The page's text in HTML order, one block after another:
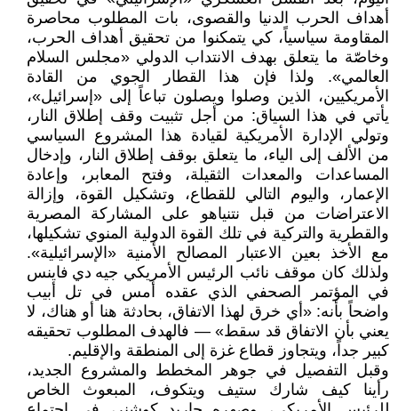
أهداف الحرب الدنيا والقصوى، بات المطلوب محاصرة
المقاومة سياسياً، كي يتمكنوا من تحقيق أهداف الحرب،
وخاصّة ما يتعلق بهدف الانتداب الدولي «مجلس السلام
العالمي». ولذا فإن هذا القطار الجوي من القادة
الأمريكيين، الذين وصلوا ويصلون تباعاً إلى «إسرائيل»،
يأتي في هذا السياق: من أجل تثبيت وقف إطلاق النار،
وتولي الإدارة الأمريكية لقيادة هذا المشروع السياسي
من الألف إلى الياء، ما يتعلق بوقف إطلاق النار، وإدخال
المساعدات والمعدات الثقيلة، وفتح المعابر، وإعادة
الإعمار، واليوم التالي للقطاع، وتشكيل القوة، وإزالة
الاعتراضات من قبل نتنياهو على المشاركة المصرية
والقطرية والتركية في تلك القوة الدولية المنوي تشكيلها،
مع الأخذ بعين الاعتبار المصالح الأمنية «الإسرائيلية».
ولذلك كان موقف نائب الرئيس الأمريكي جيه دي فاينس
في المؤتمر الصحفي الذي عقده أمس في تل أبيب
واضحاً بأنه: «أي خرق لهذا الاتفاق، بحادثة هنا أو هناك، لا
يعني بأن الاتفاق قد سقط» — فالهدف المطلوب تحقيقه
كبير جداً، ويتجاوز قطاع غزة إلى المنطقة والإقليم.
وقبل التفصيل في جوهر المخطط والمشروع الجديد،
رأينا كيف شارك ستيف ويتكوف، المبعوث الخاص